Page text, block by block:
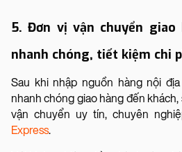
5. Đơn vị vận chuyển
nhanh chóng, tiết kiệm chi
Sau khi nhập nguồn hàng nội
nhanh chóng giao hàng đến
vận chuyển uy tín, chuyên
Express.